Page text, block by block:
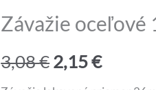
Závažie oceľové
3,08€Pôvodná
2,15€